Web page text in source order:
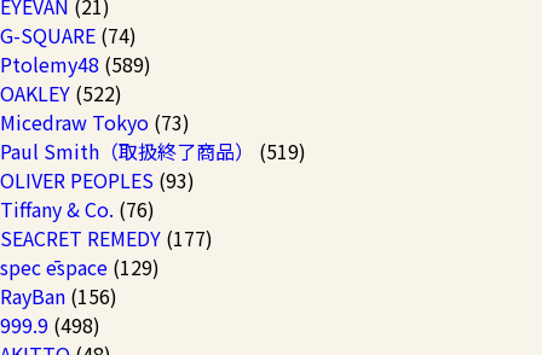
EYEVAN (21)
G-SQUARE (74)
Ptolemy48 (589)
OAKLEY (522)
Micedraw Tokyo (73)
Paul Smith（取扱終了商品）
(519)
OLIVER PEOPLES (93)
Tiffany & Co. (76)
SEACRET REMEDY (177)
spec ēspace (129)
RayBan (156)
999.9 (498)